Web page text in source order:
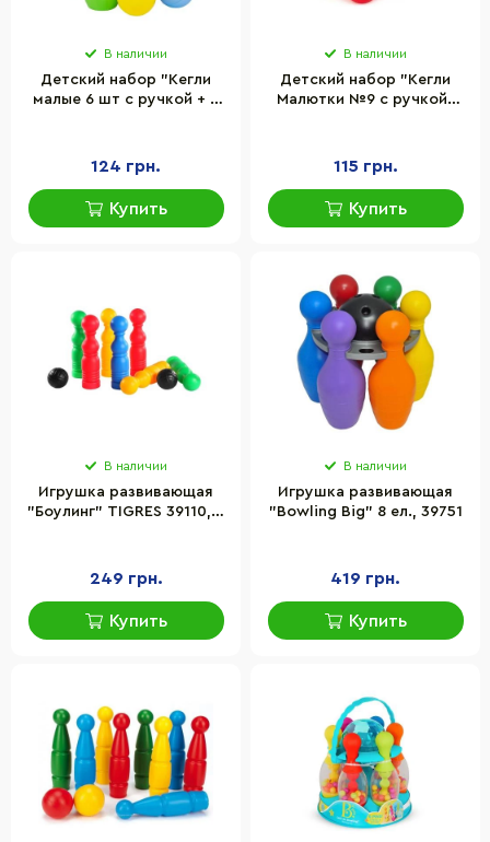
В наличии
Детский набор "Кегли
малые 6 шт с ручкой + 2
124 грн.
Купить
В наличии
Детский набор "Кегли
Малютки №9 с ручкой"
115 грн.
Купить
В наличии
Игрушка развивающая
"Боулинг" TIGRES 39110, 7
249 грн.
Купить
В наличии
Игрушка развивающая
"Bowling Big" 8 ел., 39751
419 грн.
Купить